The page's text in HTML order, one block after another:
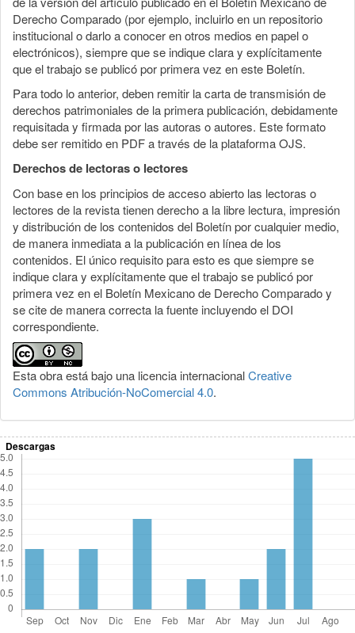
Derecho Comparado (por ejemplo, incluirlo en un repositorio
institucional o darlo a conocer en otros medios en papel o
electrónicos), siempre que se indique clara y explícitamente
que el trabajo se publicó por primera vez en este Boletín.
Para todo lo anterior, deben remitir la carta de transmisión de
derechos patrimoniales de la primera publicación, debidamente
requisitada y firmada por las autoras o autores. Este formato
debe ser remitido en PDF a través de la plataforma OJS.
Derechos de lectoras o lectores
Con base en los principios de acceso abierto las lectoras o
lectores de la revista tienen derecho a la libre lectura, impresión
y distribución de los contenidos del Boletín por cualquier medio,
de manera inmediata a la publicación en línea de los
contenidos. El único requisito para esto es que siempre se
indique clara y explícitamente que el trabajo se publicó por
primera vez en el Boletín Mexicano de Derecho Comparado y
se cite de manera correcta la fuente incluyendo el DOI
correspondiente.
Esta obra está bajo una licencia internacionalCreative
Commons Atribución-NoComercial 4.0.
Descargas